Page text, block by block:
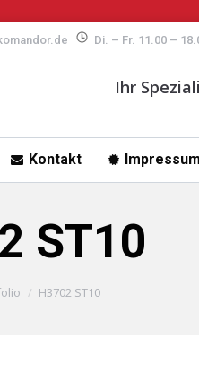
Di. – Fr. 11.00 –
Ihr
Kontakt Impressum
ST10
H3702 ST10